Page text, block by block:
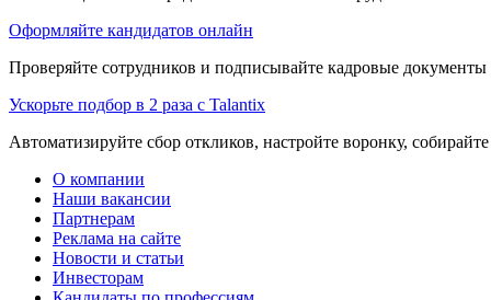
Оформляйте кандидатов онлайн
Проверяйте сотрудников и подписывайте кадровые
Ускорьте подбор в 2 раза с Talantix
Автоматизируйте сбор откликов, настройте воронку,
О компании
Наши вакансии
Партнерам
Реклама на сайте
Новости и статьи
Инвесторам